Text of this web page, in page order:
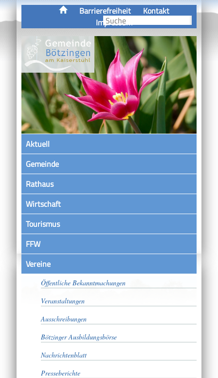
Barrierefreiheit
Kontakt
Impressum
Aktuell
Gemeinde
Rathaus
Wirtschaft
Tourismus
FFW
VereineSatzungen
Öffentliche Bekanntmachungen
Veranstaltungen
Ausschreibungen
Bötzinger Ausbildungsbörse
Nachrichtenblatt
Presseberichte